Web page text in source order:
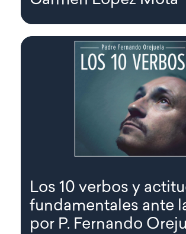
Los 10 verbos y
fundamentales ante
por P. Fernando